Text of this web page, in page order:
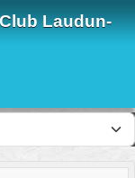
Laudun-